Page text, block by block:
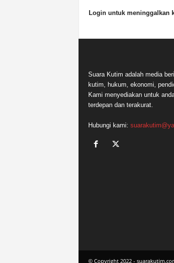
Login untuk meninggalkan
Suara Kutim adalah media
kutim, hukum, ekonomi,
Kami menyediakan untuk
terdepan dan terakurat.
Hubungi kami:
© Copyright 2022 -